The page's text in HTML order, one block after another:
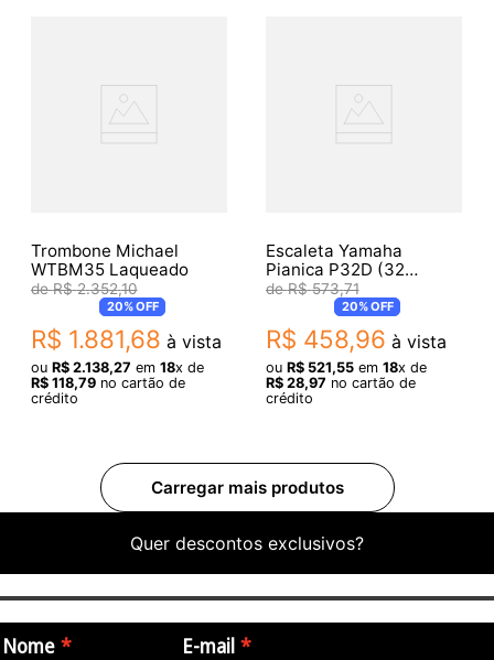
Trombone Michael
WTBM35 Laqueado
R$ 2.352,10
20%OFF
R$ 1.881,68 à vista
ou R$ 2.138,27 em 18x de
R$ 118,79no cartão de
crédito
Escaleta Yamaha
Pianica P32D (32
Teclas)
R$ 573,71
20%OFF
R$ 458,96 à vista
ou R$ 521,55em 18x de
R$ 28,97 no cartão de
crédito
Quer descontos exclusivos?
Nome E-mail